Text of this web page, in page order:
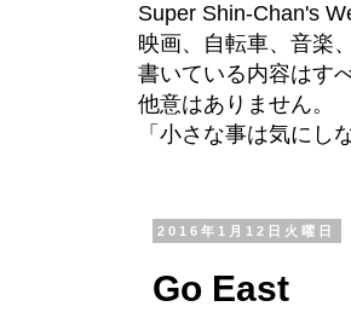
Super Shin-Chan's
映画、自転車、音楽
書いている内容はす
他意はありません。
「小さな事は気にし
2016年1月12日火曜日
Go East